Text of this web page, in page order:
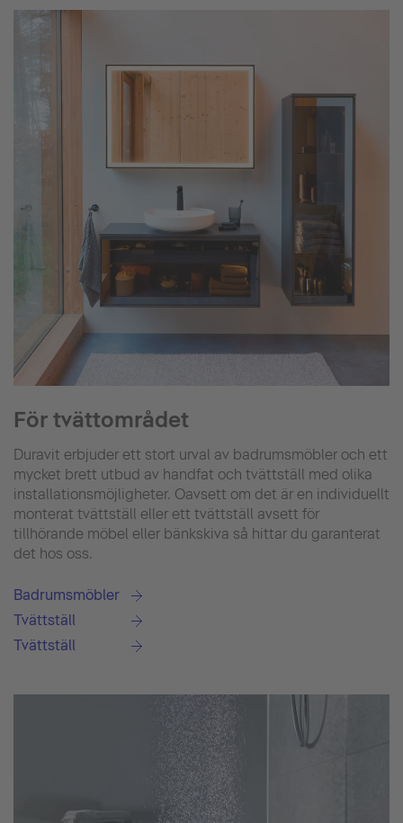
För tvättområdet
Duravit erbjuder ett stort urval av badrumsmöbler och ett
mycket brett utbud av handfat och tvättställ med olika
installationsmöjligheter. Oavsett om det är en individuellt
monterat tvättställ eller ett tvättställ avsett för
tillhörande möbel eller bänkskiva så hittar du garanterat
det hos oss.
Badrumsmöbler
Tvättställ
Tvättställ